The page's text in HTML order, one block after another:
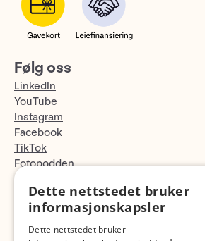
Følg oss
LinkedIn
YouTube
Instagram
Facebook
TikTok
Fotopodden
Med forbehold om skrive- og lagerfeil
Dette nettstedet bruker
informasjonskapsler
Dette nettstedet bruker